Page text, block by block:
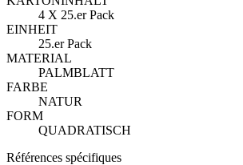
4 X 25.er Pack
EINHEIT
25.er Pack
MATERIAL
PALMBLATT
FARBE
NATUR
FORM
QUADRATISCH
Références spécifiques